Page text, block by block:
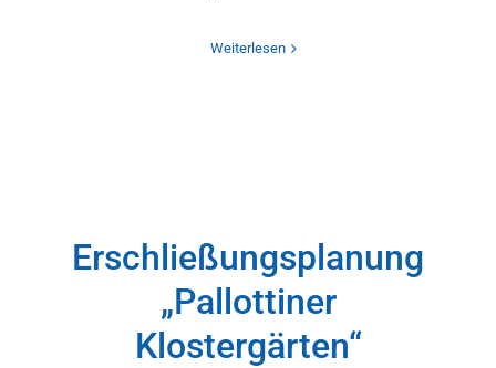
Weiterlesen
Erschließungsplanung
„Pallottiner
Klostergärten“